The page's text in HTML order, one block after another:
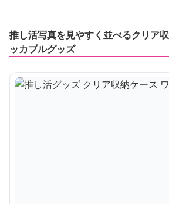
推し活写真を見やすく並べるクリア
ッカブルグッズ